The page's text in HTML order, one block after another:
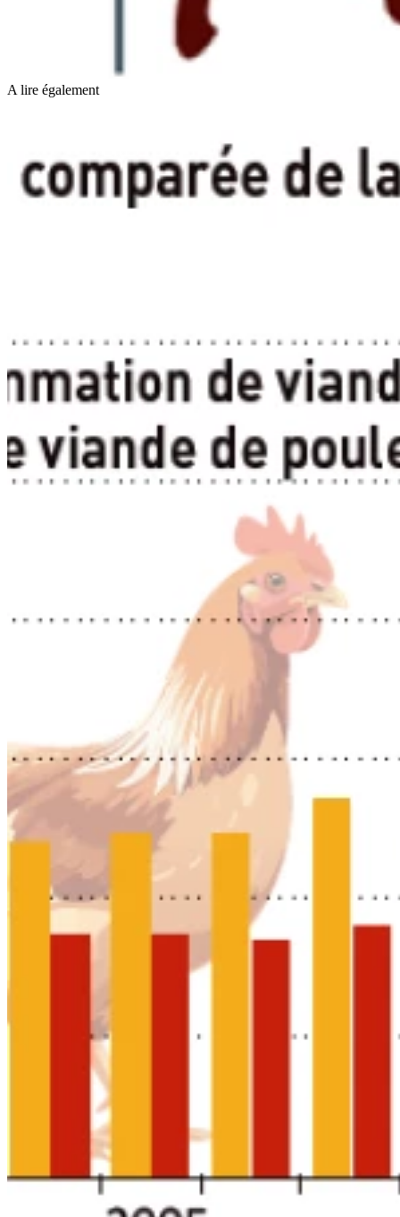
A lire également